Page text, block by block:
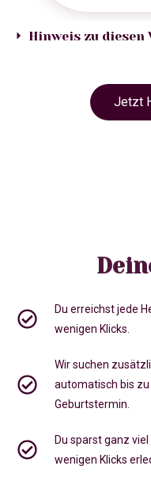
Hinweis zu diesen
Jetzt
Du erreichst jede
wenigen Klicks.
Wir suchen
automatisch bis
Geburtstermin.
Du sparst ganz
wenigen Klicks